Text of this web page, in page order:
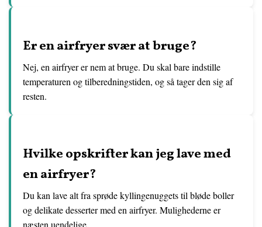
Er en airfryer svær at bruge?
Nej, en airfryer er nem at bruge. Du skal bare indstille
temperaturen og tilberedningstiden, og så tager den sig af
resten.
Hvilke opskrifter kan jeg lave med
en airfryer?
Du kan lave alt fra sprøde kyllingenuggets til bløde boller
og delikate desserter med en airfryer. Mulighederne er
næsten uendelige.